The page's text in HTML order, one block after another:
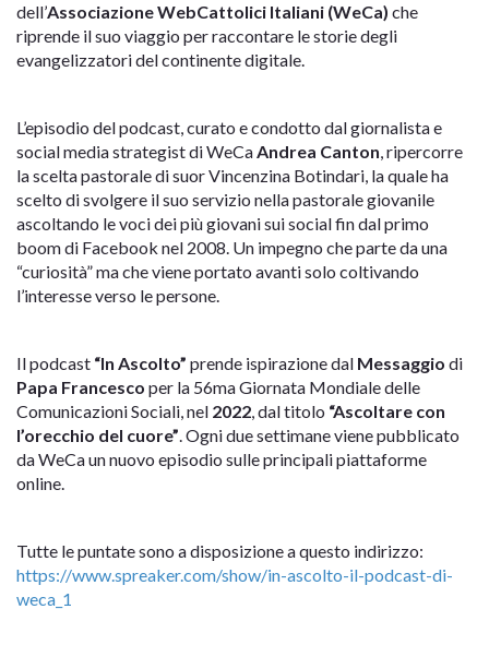
dell’Associazione WebCattolici Italiani (WeCa) che
riprende il suo viaggio per raccontare le storie degli
evangelizzatori del continente digitale.
L’episodio del podcast, curato e condotto dal giornalista e
social media strategist di WeCaAndrea Canton, ripercorre
la scelta pastorale di suor Vincenzina Botindari, la quale ha
scelto di svolgere il suo servizio nella pastorale giovanile
ascoltando le voci dei più giovani sui social fin dal primo
boom di Facebook nel 2008. Un impegno che parte da una
“curiosità” ma che viene portato avanti solo coltivando
l’interesse verso le persone.
Il podcast “In Ascolto” prende ispirazione dal Messaggio di
Papa Francesco per la 56ma Giornata Mondiale delle
Comunicazioni Sociali, nel 2022, dal titolo “Ascoltare con
l’orecchio del cuore”. Ogni due settimane viene pubblicato
da WeCa un nuovo episodio sulle principali piattaforme
online.
Tutte le puntate sono a disposizione a questo indirizzo:
https://www.spreaker.com/show/in-ascolto-il-podcast-di-
weca_1